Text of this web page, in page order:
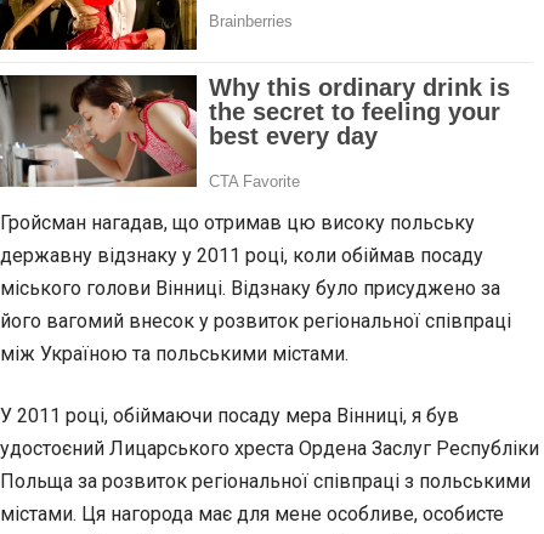
Гройсман нагадав, що отримав цю високу польську
державну відзнаку у 2011 році, коли обіймав посаду
міського голови Вінниці. Відзнаку було присуджено за
його вагомий внесок у розвиток регіональної співпраці
між Україною та польськими містами.
У 2011 році, обіймаючи посаду мера Вінниці, я був
удостоєний Лицарського хреста Ордена Заслуг Республіки
Польща за розвиток регіональної співпраці з польськими
містами. Ця нагорода має для мене особливе, особисте